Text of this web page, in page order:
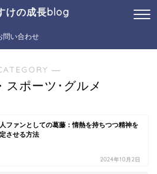
けの成長blog
問い合わせ
―
スポーツ･グルメ
ファンとしての葛藤：情熱を持ちつつ精神を
させる方法
2024年10月2日